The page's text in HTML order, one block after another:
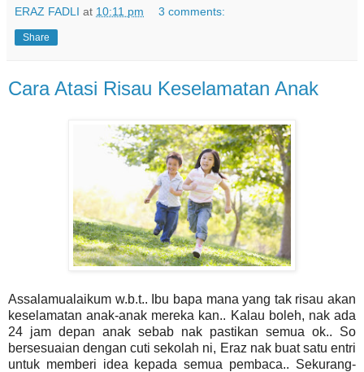
ERAZ FADLI at 10:11 pm 3 comments:
Share
Cara Atasi Risau Keselamatan Anak
Assalamualaikum w.b.t.. Ibu bapa mana yang tak risau akan
keselamatan anak-anak mereka kan.. Kalau boleh, nak ada
24 jam depan anak sebab nak pastikan semua ok.. So
bersesuaian dengan cuti sekolah ni, Eraz nak buat satu entri
untuk memberi idea kepada semua pembaca.. Sekurang-